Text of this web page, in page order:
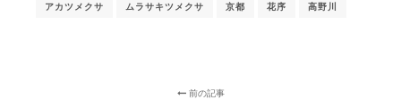
アカツメクサ ムラサキツメクサ 京都 花序 高野川
前の記事